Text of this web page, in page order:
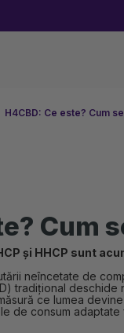
H4CBD: Ce este? Cum
Cum
și HHCP sunt
neîncetate de
tradițional
ce lumea
de consum